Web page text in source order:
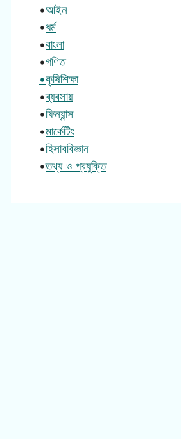
•আইন
•ধর্ম
•বাংলা
•গণিত
•কৃষিশিক্ষা
•ব্যবসায়
•ফিন্যান্স
•মার্কেটিং
•হিসাববিজ্ঞান
•তথ্য ও প্রযুক্তি